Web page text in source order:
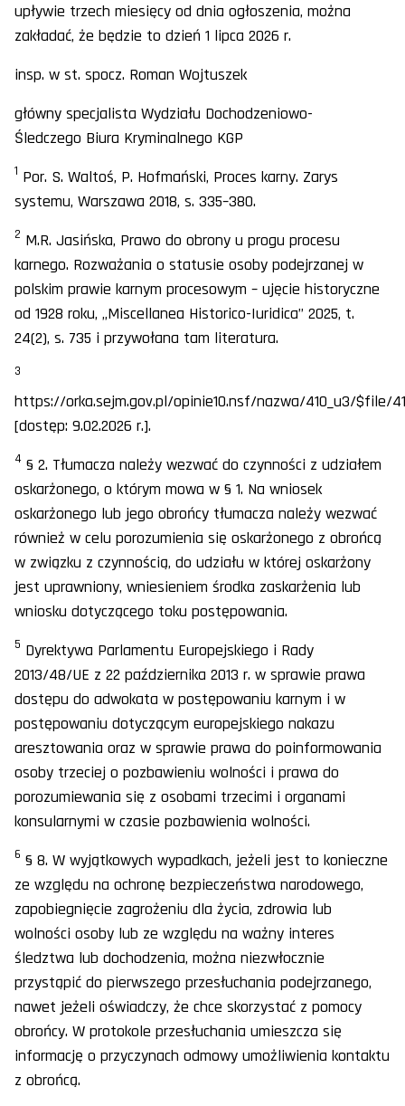
upływie trzech miesięcy od dnia ogłoszenia, można
zakładać, że będzie to dzień 1 lipca 2026 r.
insp. w st. spocz. Roman Wojtuszek
główny specjalista Wydziału Dochodzeniowo-
Śledczego Biura Kryminalnego KGP
1 Por. S. Waltoś, P. Hofmański, Proces karny. Zarys
systemu, Warszawa 2018, s. 335–380.
2 M.R. Jasińska, Prawo do obrony u progu procesu
karnego. Rozważania o statusie osoby podejrzanej w
polskim prawie karnym procesowym – ujęcie historyczne
od 1928 roku, „Miscellanea Historico-Iuridica” 2025, t.
24(2), s. 735 i przywołana tam literatura.
3
https://orka.sejm.gov.pl/opinie10.nsf/nazwa/410_u3/$file/
[dostęp: 9.02.2026 r.].
4 § 2. Tłumacza należy wezwać do czynności z udziałem
oskarżonego, o którym mowa w § 1. Na wniosek
oskarżonego lub jego obrońcy tłumacza należy wezwać
również w celu porozumienia się oskarżonego z obrońcą
w związku z czynnością, do udziału w której oskarżony
jest uprawniony, wniesieniem środka zaskarżenia lub
wniosku dotyczącego toku postępowania.
5 Dyrektywa Parlamentu Europejskiego i Rady
2013/48/UE z 22 października 2013 r. w sprawie prawa
dostępu do adwokata w postępowaniu karnym i w
postępowaniu dotyczącym europejskiego nakazu
aresztowania oraz w sprawie prawa do poinformowania
osoby trzeciej o pozbawieniu wolności i prawa do
porozumiewania się z osobami trzecimi i organami
konsularnymi w czasie pozbawienia wolności.
6 § 8. W wyjątkowych wypadkach, jeżeli jest to konieczne
ze względu na ochronę bezpieczeństwa narodowego,
zapobiegnięcie zagrożeniu dla życia, zdrowia lub
wolności osoby lub ze względu na ważny interes
śledztwa lub dochodzenia, można niezwłocznie
przystąpić do pierwszego przesłuchania podejrzanego,
nawet jeżeli oświadczy, że chce skorzystać z pomocy
obrońcy. W protokole przesłuchania umieszcza się
informację o przyczynach odmowy umożliwienia kontaktu
z obrońcą.